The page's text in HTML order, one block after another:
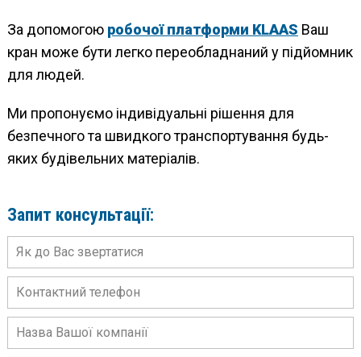
За допомогою робочої платформи KLAAS Ваш
кран може бути легко переобладнаний у підйомник
для людей.
Ми пропонуємо індивідуальні рішення для
безпечного та швидкого транспортування будь-
яких будівельних матеріалів.
Запит консультації: